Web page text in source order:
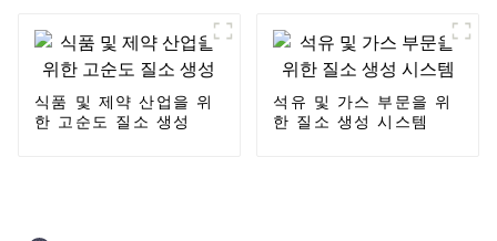
식품 및 제약 산업을 위
한 고순도 질소 생성
석유 및 가스 부문을 위
한 질소 생성 시스템